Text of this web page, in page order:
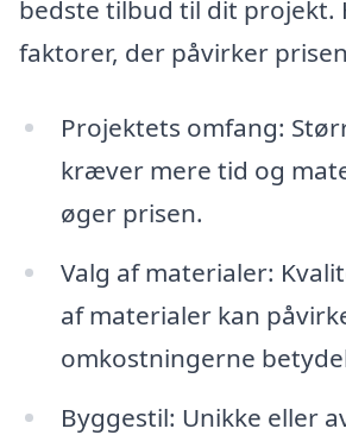
bedste tilbud til dit projekt.
faktorer, der påvirker
Projektets omfang:
kræver mere tid og
øger prisen.
Valg af materialer:
af materialer kan
omkostningerne
Byggestil: Unikke eller